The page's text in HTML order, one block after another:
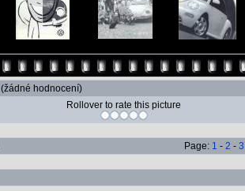
(žádné hodnocení)
Rollover to rate this picture
Page: 1 - 2 - 3